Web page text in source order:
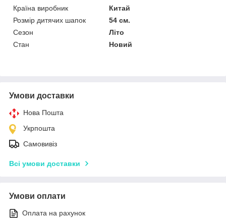
Країна виробник
Китай
Розмір дитячих шапок
54 см.
Сезон
Літо
Стан
Новий
Умови доставки
Нова Пошта
Укрпошта
Самовивіз
Всі умови доставки
Умови оплати
Оплата на рахунок